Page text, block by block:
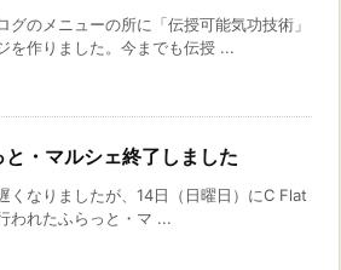
グのメニューの所に「伝授可能気功技術」
を作りました。今までも伝授 ...
と・マルシェ終了しました
くなりましたが、14日（日曜日）にC Flat
われたふらっと・マ ...